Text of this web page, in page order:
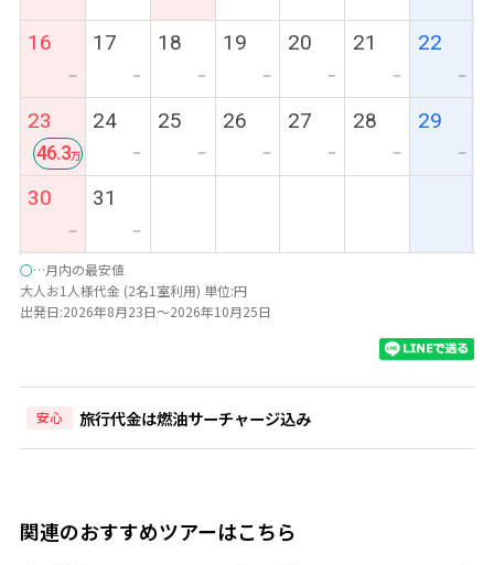
16
ー
17
ー
18
ー
19
ー
20
ー
21
ー
22
ー
23
46.3
24
ー
25
ー
26
ー
27
ー
28
ー
29
ー
30
ー
31
ー
○…月内の最安値
大人お1人様代金 (2名1室利用) 単位:円
出発日:2026年8月23日～2026年10月25日
安心 旅行代金は燃油サーチャージ込み
関連のおすすめツアーはこちら